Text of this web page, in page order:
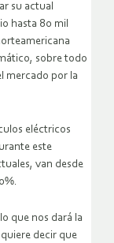
su actual
hasta 80 mil
sobre todo
mercado por la
eléctricos
este
van desde
que nos dará la
decir que